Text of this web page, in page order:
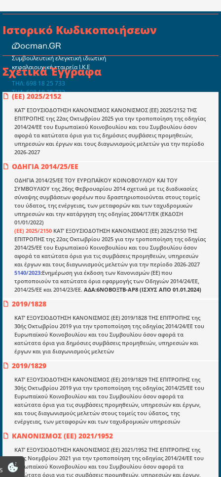
Ιστορικό Κωδικοποιήσεων
Σχετικά Έγγραφα
(ΕΕ) 2025/2152
ΚΑΤ’ ΕΞΟΥΣΙΟΔΟΤΗΣΗ ΚΑΝΟΝΙΣΜΟΣ ΚΑΝΟΝΙΣΜΟΣ (ΕΕ) 2025/2152 ΤΗΣ
ΕΠΙΤΡΟΠΗΣ της 22ας Οκτωβρίου 2025 για την τροποποίηση της οδηγίας
2014/24/ΕΕ του Ευρωπαϊκού Κοινοβουλίου και του Συμβουλίου όσον
αφορά τα κατώτατα όρια για τις δημόσιες συμβάσεις προμηθειών,
υπηρεσιών και έργων και τους διαγωνισμούς μελετών για την περίοδο
2026-2027
ΟΔΗΓΙΑ 2014/25/ΕΕ
ΟΔΗΓΙΑ 2014/25/ΕΕ ΤΟΥ ΕΥΡΩΠΑΪΚΟΥ ΚΟΙΝΟΒΟΥΛΙΟΥ ΚΑΙ ΤΟΥ
ΣΥΜΒΟΥΛΙΟΥ της 26ης Φεβρουαρίου 2014 σχετικά με τις διαδικασίες
σύναψης συμβάσεων φορέων που δραστηριοποιούνται στους τομείς
του ύδατος, της ενέργειας, των μεταφορών και των ταχυδρομικών
υπηρεσιών και την κατάργηση της οδηγίας 2004/17/ΕΚ (ΕΚΔΟΣΗ
01/01/2022)
(ΕΕ) 2025/2150 ΚΑΤ’ ΕΞΟΥΣΙΟΔΟΤΗΣΗ ΚΑΝΟΝΙΣΜΟΣ (ΕΕ) 2025/2150 ΤΗΣ
ΕΠΙΤΡΟΠΗΣ της 22ας Οκτωβρίου 2025 για την τροποποίηση της οδηγίας
2014/25/ΕΕ του Ευρωπαϊκού Κοινοβουλίου και του Συμβουλίου όσον
αφορά τα κατώτατα όρια για τις συμβάσεις προμηθειών, υπηρεσιών
και έργων και τους διαγωνισμούς μελετών για την περίοδο 2026-2027
5140/2023:Ενημέρωση για έκδοση των Κανονισμών (ΕΕ) που
τροποποιούν τα κατώτατα όρια εφαρμογής των Οδηγιών 2014/24/ΕΕ,
2014/25/ΕΕ και 2014/23/ΕΕ. ΑΔΑ:6ΝΟΒΟΞΤΒ-ΑΡ8 (ΙΣΧΥΣ ΑΠΟ 01.01.2024)
2019/1828
ΚΑΤ’ ΕΞΟΥΣΙΟΔΟΤΗΣΗ ΚΑΝΟΝΙΣΜΟΣ (ΕΕ) 2019/1828 ΤΗΣ ΕΠΙΤΡΟΠΗΣ της
30ής Οκτωβρίου 2019 για την τροποποίηση της οδηγίας 2014/24/ΕΕ του
Ευρωπαϊκού Κοινοβουλίου και του Συμβουλίου όσον αφορά τα
κατώτατα όρια για δημόσιες συμβάσεις προμηθειών, υπηρεσιών και
έργων και για διαγωνισμούς μελετών
2019/1829
ΚΑΤ’ ΕΞΟΥΣΙΟΔΟΤΗΣΗ ΚΑΝΟΝΙΣΜΟΣ (ΕΕ) 2019/1829 ΤΗΣ ΕΠΙΤΡΟΠΗΣ της
30ής Οκτωβρίου 2019 για την τροποποίηση της οδηγίας 2014/25/ΕΕ του
Ευρωπαϊκού Κοινοβουλίου και του Συμβουλίου όσον αφορά τα
κατώτατα όρια για τις συμβάσεις προμηθειών, υπηρεσιών και έργων,
και τους διαγωνισμούς μελετών στους τομείς του ύδατος, της
ενέργειας, των μεταφορών και των ταχυδρομικών υπηρεσιών
ΚΑΝΟΝΙΣΜΟΣ (ΕΕ) 2021/1952
ΚΑΤ’ ΕΞΟΥΣΙΟΔΟΤΗΣΗ ΚΑΝΟΝΙΣΜΟΣ (ΕΕ) 2021/1952 ΤΗΣ ΕΠΙΤΡΟΠΗΣ της
10ης Νοεμβρίου 2021 για την τροποποίηση της οδηγίας 2014/24/ΕΕ του
Ευρωπαϊκού Κοινοβουλίου και του Συμβουλίου όσον αφορά τα
κατώτατα όρια για τις συμβάσεις προμηθειών, υπηρεσιών και έργων,
Συμβουλευτική ελεγκτική ιδιωτική
κεφαλαιουχική εταιρεία Ι.Κ.Ε
ΤΗΛ: 698 18 25 733
ΤΗΛ: 698 18 25 732
mydocmangr@gmail.com
Docman.gr
Ποιοί είμαστε;
Μια πολυετής εθελοντική προσπάθεια που
στην διάδοση της γνώσης.
Ενότητες
Επικαιρότητα
E-book
Οδηγοί εκκαθάρισης
Νόμοι και προεδρικά διατάγματα
Υπουργικές αποφάσεις
Νομολογία και Γνωμοδοτήσεις ΝΣΚ
Πληροφορίες
Είσοδος
Εγγραφή
Οδηγίες Εγγραφής
Βοηθός Αναζήτησης